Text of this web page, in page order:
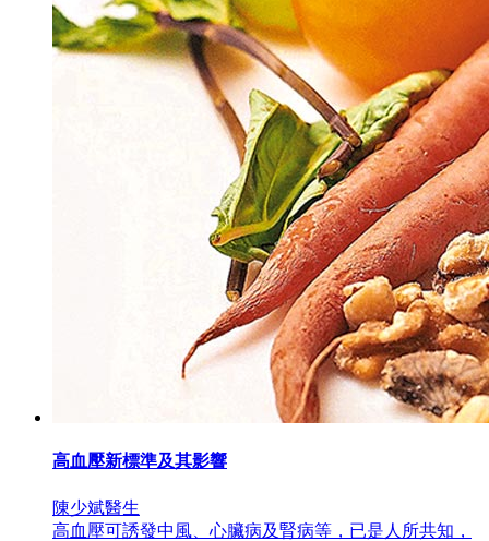
高血壓新標準及其影響
陳少斌醫生
高血壓可誘發中風、心臟病及腎病等，已是人所共知，